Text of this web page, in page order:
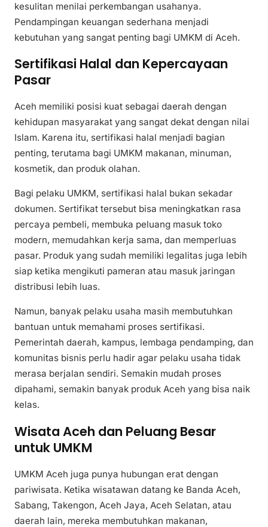
kesulitan menilai perkembangan usahanya.
Pendampingan keuangan sederhana menjadi
kebutuhan yang sangat penting bagi UMKM di Aceh.
Sertifikasi Halal dan Kepercayaan
Pasar
Aceh memiliki posisi kuat sebagai daerah dengan
kehidupan masyarakat yang sangat dekat dengan nilai
Islam. Karena itu, sertifikasi halal menjadi bagian
penting, terutama bagi UMKM makanan, minuman,
kosmetik, dan produk olahan.
Bagi pelaku UMKM, sertifikasi halal bukan sekadar
dokumen. Sertifikat tersebut bisa meningkatkan rasa
percaya pembeli, membuka peluang masuk toko
modern, memudahkan kerja sama, dan memperluas
pasar. Produk yang sudah memiliki legalitas juga lebih
siap ketika mengikuti pameran atau masuk jaringan
distribusi lebih luas.
Namun, banyak pelaku usaha masih membutuhkan
bantuan untuk memahami proses sertifikasi.
Pemerintah daerah, kampus, lembaga pendamping, dan
komunitas bisnis perlu hadir agar pelaku usaha tidak
merasa berjalan sendiri. Semakin mudah proses
dipahami, semakin banyak produk Aceh yang bisa naik
kelas.
Wisata Aceh dan Peluang Besar
untuk UMKM
UMKM Aceh juga punya hubungan erat dengan
pariwisata. Ketika wisatawan datang ke Banda Aceh,
Sabang, Takengon, Aceh Jaya, Aceh Selatan, atau
daerah lain, mereka membutuhkan makanan,